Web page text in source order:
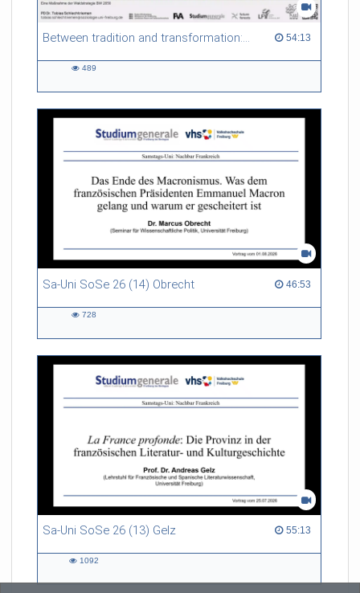
Between tradition and transformation: how owners, advisers and institutions co-create knowledge for resilient forests in Europe 54:13
54:13 duration
489
Sa-Uni SoSe 26 (14) Obrecht 46:53
46:53 duration
728
Sa-Uni SoSe 26 (13) Gelz 55:13
55:13 duration
1092